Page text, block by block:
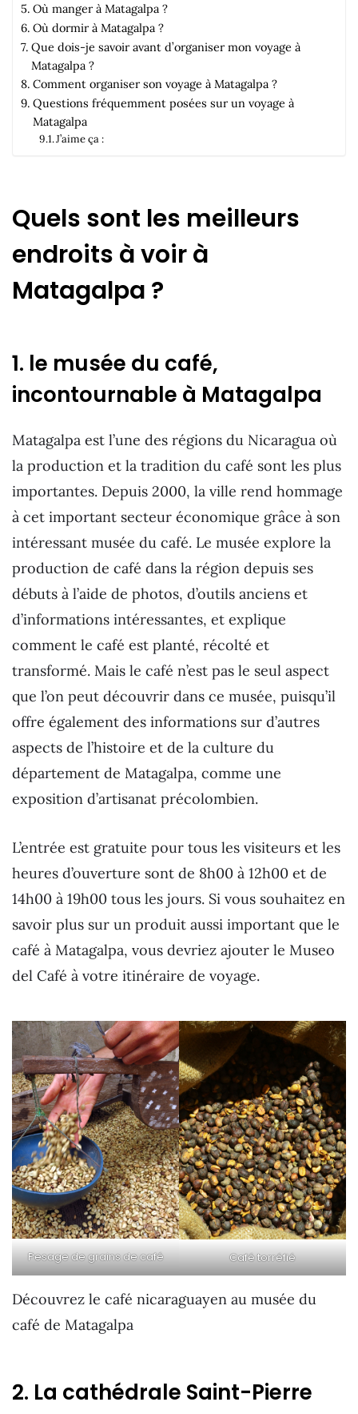
Où manger à Matagalpa ?
Où dormir à Matagalpa ?
Que dois-je savoir avant d’organiser mon voyage à
Matagalpa ?
Comment organiser son voyage à Matagalpa ?
Questions fréquemment posées sur un voyage à
Matagalpa
J’aime ça :
Quels sont les meilleurs
endroits à voir à
Matagalpa ?
1. le musée du café,
incontournable à Matagalpa
Matagalpa est l’une des régions du Nicaragua où
la production et la tradition du café sont les plus
importantes. Depuis 2000, la ville rend hommage
à cet important secteur économique grâce à son
intéressant musée du café. Le musée explore la
production de café dans la région depuis ses
débuts à l’aide de photos, d’outils anciens et
d’informations intéressantes, et explique
comment le café est planté, récolté et
transformé. Mais le café n’est pas le seul aspect
que l’on peut découvrir dans ce musée, puisqu’il
offre également des informations sur d’autres
aspects de l’histoire et de la culture du
département de Matagalpa, comme une
exposition d’artisanat précolombien.
L’entrée est gratuite pour tous les visiteurs et les
heures d’ouverture sont de 8h00 à 12h00 et de
14h00 à 19h00 tous les jours. Si vous souhaitez en
savoir plus sur un produit aussi important que le
café à Matagalpa, vous devriez ajouter le Museo
del Café à votre itinéraire de voyage.
Pesage de grains de café Café torréfié
Découvrez le café nicaraguayen au musée du
café de Matagalpa
2. La cathédrale Saint-Pierre